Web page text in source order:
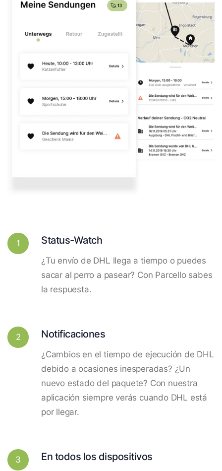
1 Status-Watch
¿Tu envío de DHL llega a tiempo o puedes
sacar al perro a pasear? Con Parcello sabes
la respuesta.
2 Notificaciones
¿Cambios en el tiempo de ejecución de DHL
debido a ocasiones inesperadas? ¿Un
nuevo estado del paquete? Con nuestra
aplicación siempre verás cuando DHL está
por llegar.
3 En todos los dispositivos